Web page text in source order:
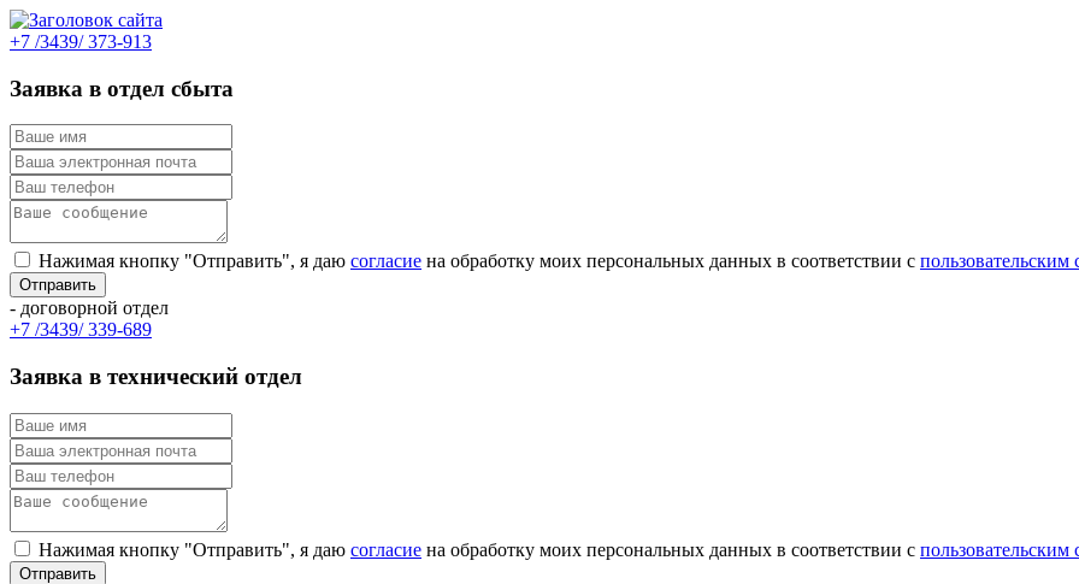
+7 /3439/ 373-913
Заявка в отдел сбыта
Нажимая кнопку "Отправить", я даю согласие на обработку моих персональных данных в соответствии с пользовательским
- договорной отдел
+7 /3439/ 339-689
Заявка в технический отдел
Нажимая кнопку "Отправить", я даю согласие на обработку моих персональных данных в соответствии с пользовательским